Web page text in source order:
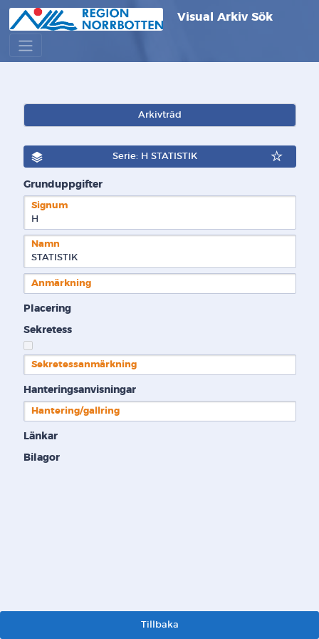
Visual Arkiv Sök
Arkivträd
Serie: H STATISTIK
Grunduppgifter
Signum
Namn
STATISTIK
Anmärkning
Placering
Sekretess
Sekretessanmärkning
Hanteringsanvisningar
Hantering/gallring
Länkar
Bilagor
Tillbaka